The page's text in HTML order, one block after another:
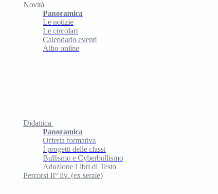
Novità
Panoramica
Le notizie
Le circolari
Calendario eventi
Albo online
Didattica
Panoramica
Offerta formativa
I progetti delle classi
Bullismo e Cyberbullismo
Adozione Libri di Testo
Percorsi II° liv. (ex serale)